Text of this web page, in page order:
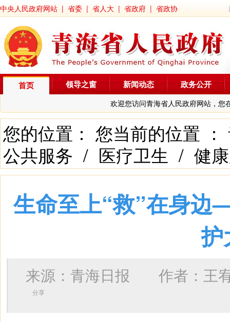
中央人民政府网站 | 省委 | 省人大 | 省政府 | 省政协
首页
欢迎您访问青海省人民政府网站，您
领导之窗 新闻动态 政务公开
您的位置： 您当前的位置 ：
公共服务 / 医疗卫生 / 健
生命至上“救”在身
护
来源：青海日报 作者： 王
分享